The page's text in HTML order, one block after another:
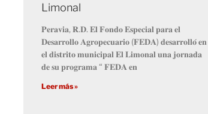
Limonal
𝐏𝐞𝐫𝐚𝐯𝐢𝐚, 𝐑.𝐃. 𝐄𝐥 𝐅𝐨𝐧𝐝𝐨 𝐄𝐬𝐩𝐞𝐜𝐢𝐚𝐥 𝐩𝐚𝐫𝐚 𝐞𝐥
𝐃𝐞𝐬𝐚𝐫𝐫𝐨𝐥𝐥𝐨 𝐀𝐠𝐫𝐨𝐩𝐞𝐜𝐮𝐚𝐫𝐢𝐨 (𝐅𝐄𝐃𝐀) 𝐝𝐞𝐬𝐚𝐫𝐫𝐨𝐥𝐥𝐨́ 𝐞𝐧
𝐞𝐥 𝐝𝐢𝐬𝐭𝐫𝐢𝐭𝐨 𝐦𝐮𝐧𝐢𝐜𝐢𝐩𝐚𝐥 𝐄𝐥 𝐋𝐢𝐦𝐨𝐧𝐚𝐥 𝐮𝐧𝐚 𝐣𝐨𝐫𝐧𝐚𝐝𝐚
𝐝𝐞 𝐬𝐮 𝐩𝐫𝐨𝐠𝐫𝐚𝐦𝐚 “ 𝐅𝐄𝐃𝐀 𝐞𝐧
Leer más »